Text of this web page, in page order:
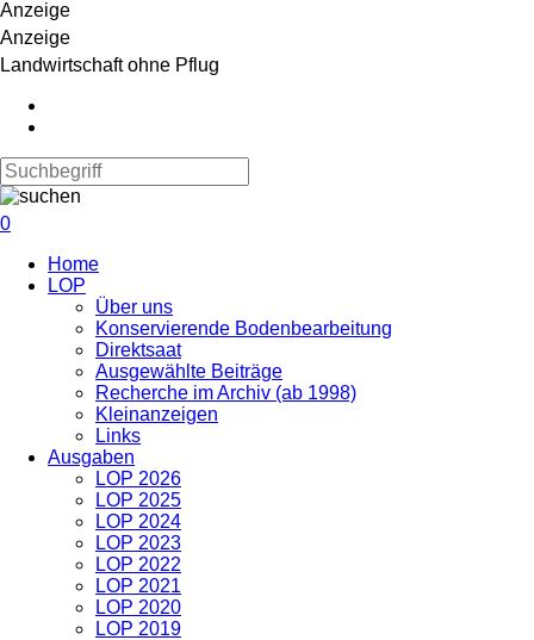
Anzeige
Anzeige
Landwirtschaft ohne Pflug
0
überspringen
Home
LOP
Über uns
Konservierende Bodenbearbeitung
Direktsaat
Ausgewählte Beiträge
Recherche im Archiv (ab 1998)
Kleinanzeigen
Links
Ausgaben
LOP 2026
LOP 2025
LOP 2024
LOP 2023
LOP 2022
LOP 2021
LOP 2020
LOP 2019